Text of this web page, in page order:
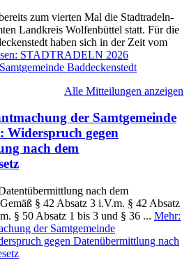
zum vierten Mal die Stadtradeln-
Landkreis Wolfenbüttel statt. Für die
haben sich in der Zeit vom
: STADTRADELN 2026
Baddeckenstedt
Alle Mitteilungen anzeigen
der Samtgemeinde
Widerspruch gegen
nach dem
nach dem
§ 42 Absatz 3 i.V.m. § 42 Absatz
§ 50 Absatz 1 bis 3 und § 36 ... Mehr:
der Samtgemeinde
gegen Datenübermittlung nach